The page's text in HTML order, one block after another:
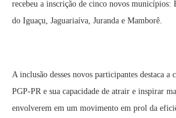
recebeu a inscrição de cinco novos municípios:
do Iguaçu, Jaguariaíva, Juranda e Mamborê.
A inclusão desses novos participantes destaca a
PGP-PR e sua capacidade de atrair e inspirar
envolverem em um movimento em prol da